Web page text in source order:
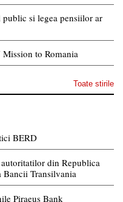
si legea pensiilor ar
to Romania
Toate stirile
BERD
din Republica
Transilvania
Piraeus Bank